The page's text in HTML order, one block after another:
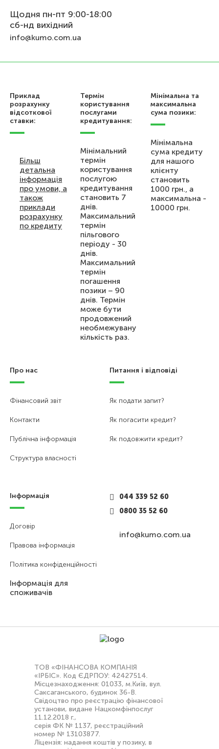
Щодня пн-пт 9:00-18:00
сб-нд вихідний
info@kumo.com.ua
Приклад
розрахунку
відсоткової
ставки:
Більш
детальна
інформація
про умови, а
також
приклади
розрахунку
по кредиту
Термін
користування
послугами
кредитування:
Мінімальний
термін
користування
послугою
кредитування
становить 7
днів.
Максимальний
термін
пільгового
періоду - 30
днів.
Максимальний
термін
погашення
позики – 90
днів. Термін
може бути
продовжений
необмежувану
кількість раз.
Мінімальна та
максимальна
сума позики:
Мінімальна
сума кредиту
для нашого
клієнту
становить
1000 грн., а
максимальна -
10000 грн.
Про нас
Фінансовий звіт
Контакти
Публічна інформація
Структура власності
Питання і відповіді
Як подати запит?
Як погасити кредит?
Як подовжити кредит?
Інформація
Договір
Правова інформація
Політика конфіденційності
Інформація для
споживачів
044 339 52 60
0800 35 52 60
info@kumo.com.ua
ТОВ «ФІНАНСОВА КОМПАНІЯ
«ІРБІС». Код ЄДРПОУ: 42427514.
Місцезнаходження: 01033, м.Київ, вул.
Саксаганського, будинок 36-В.
Свідоцтво про реєстрацію фінансової
установи, видане Нацкомфінпослуг
11.12.2018 г.,
серія ФК № 1137, реєстраційний
номер № 13103877.
Ліцензія: надання коштів у позику, в